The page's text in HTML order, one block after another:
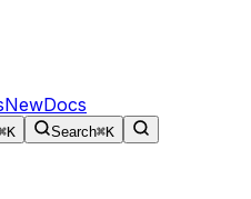
NewDocs
Search⌘K